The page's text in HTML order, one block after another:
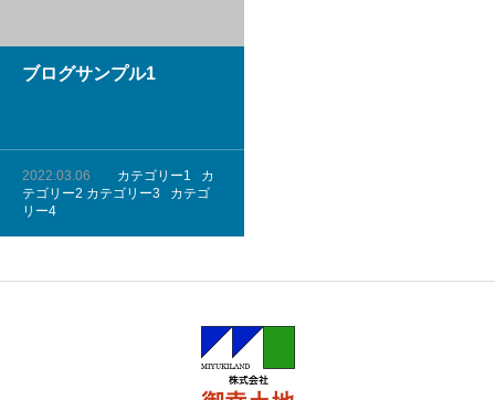
ブログサンプル1
2022.03.06 カテゴリー1
カ
テゴリー2 カテゴリー3
カテゴ
リー4